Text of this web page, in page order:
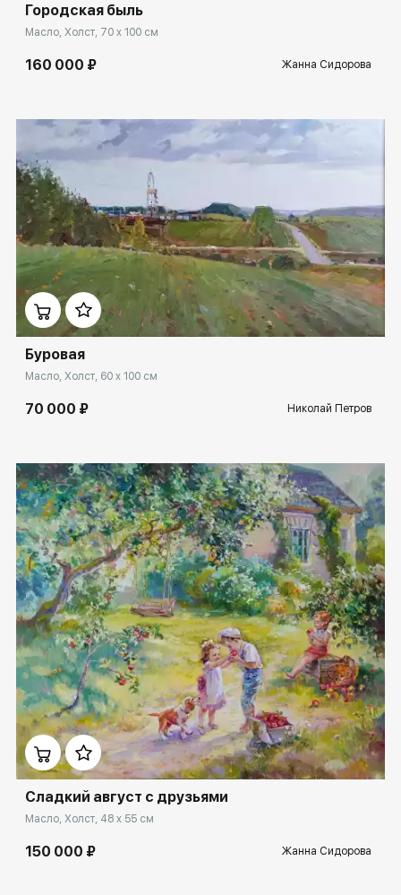
Городская быль
Масло, Холст, 70 x 100 см
160 000 ₽ Жанна Сидорова
Домен: ekb.rakovgallery.ru
Буровая
Масло, Холст, 60 x 100 см
70 000 ₽ Николай Петров
Домен: ekb.rakovgallery.ru
Сладкий август с друзьями
Масло, Холст, 48 x 55 см
150 000 ₽ Жанна Сидорова